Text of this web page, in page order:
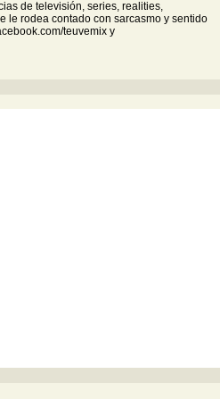
de televisión, series, realities,
le rodea contado con sarcasmo y sentido
teuvemix y